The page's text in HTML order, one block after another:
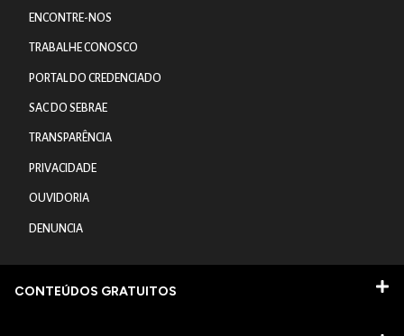
ENCONTRE-NOS
TRABALHE CONOSCO
PORTAL DO CREDENCIADO
SAC DO SEBRAE
TRANSPARÊNCIA
PRIVACIDADE
OUVIDORIA
DENUNCIA
CONTEÚDOS GRATUITOS